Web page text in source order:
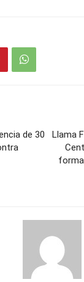
de 30
Llama